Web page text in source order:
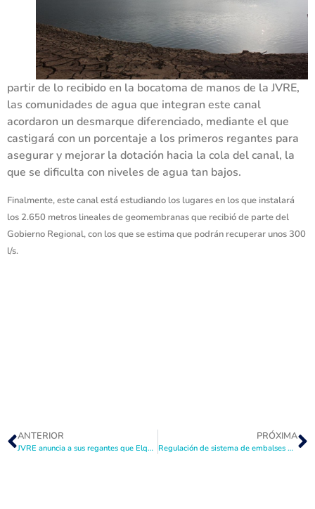
partir de lo recibido en la bocatoma de manos de la JVRE,
las comunidades de agua que integran este canal
acordaron un desmarque diferenciado, mediante el que
castigará con un porcentaje a los primeros regantes para
asegurar y mejorar la dotación hacia la cola del canal, la
que se dificulta con niveles de agua tan bajos.
Finalmente, este canal está estudiando los lugares en los que instalará
los 2.650 metros lineales de geomembranas que recibió de parte del
Gobierno Regional, con los que se estima que podrán recuperar unos 300
l/s.
ANTERIOR
JVRE anuncia a sus regantes que Elqui no tendrá pareos esta temporada
PRÓXIMA
Regulación de sistema de embalses del Elqui pasará del Puclaro a La Laguna la próxima temporada